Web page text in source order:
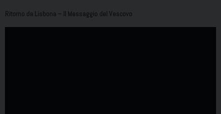
Ritorno da Lisbona – Il Messaggio del Vescovo